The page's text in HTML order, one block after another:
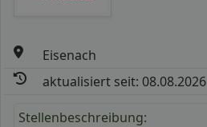
Eisenach
aktualisiert seit: 08.08.2026
Stellenbeschreibung: